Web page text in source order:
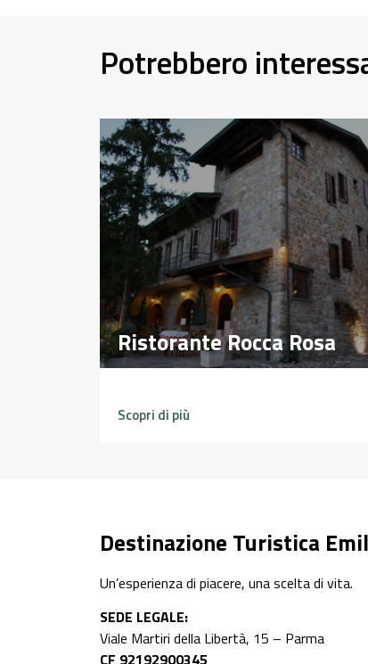
Potrebbero
Ristorante Rocca Rosa
Ristorante Rocca Rosa
Scopri di più
Destinazione Turistica
Un’esperienza di piacere, una scelta di vita.
SEDE LEGALE:
Viale Martiri della Libertà, 15 – Parma
CF 92192900345